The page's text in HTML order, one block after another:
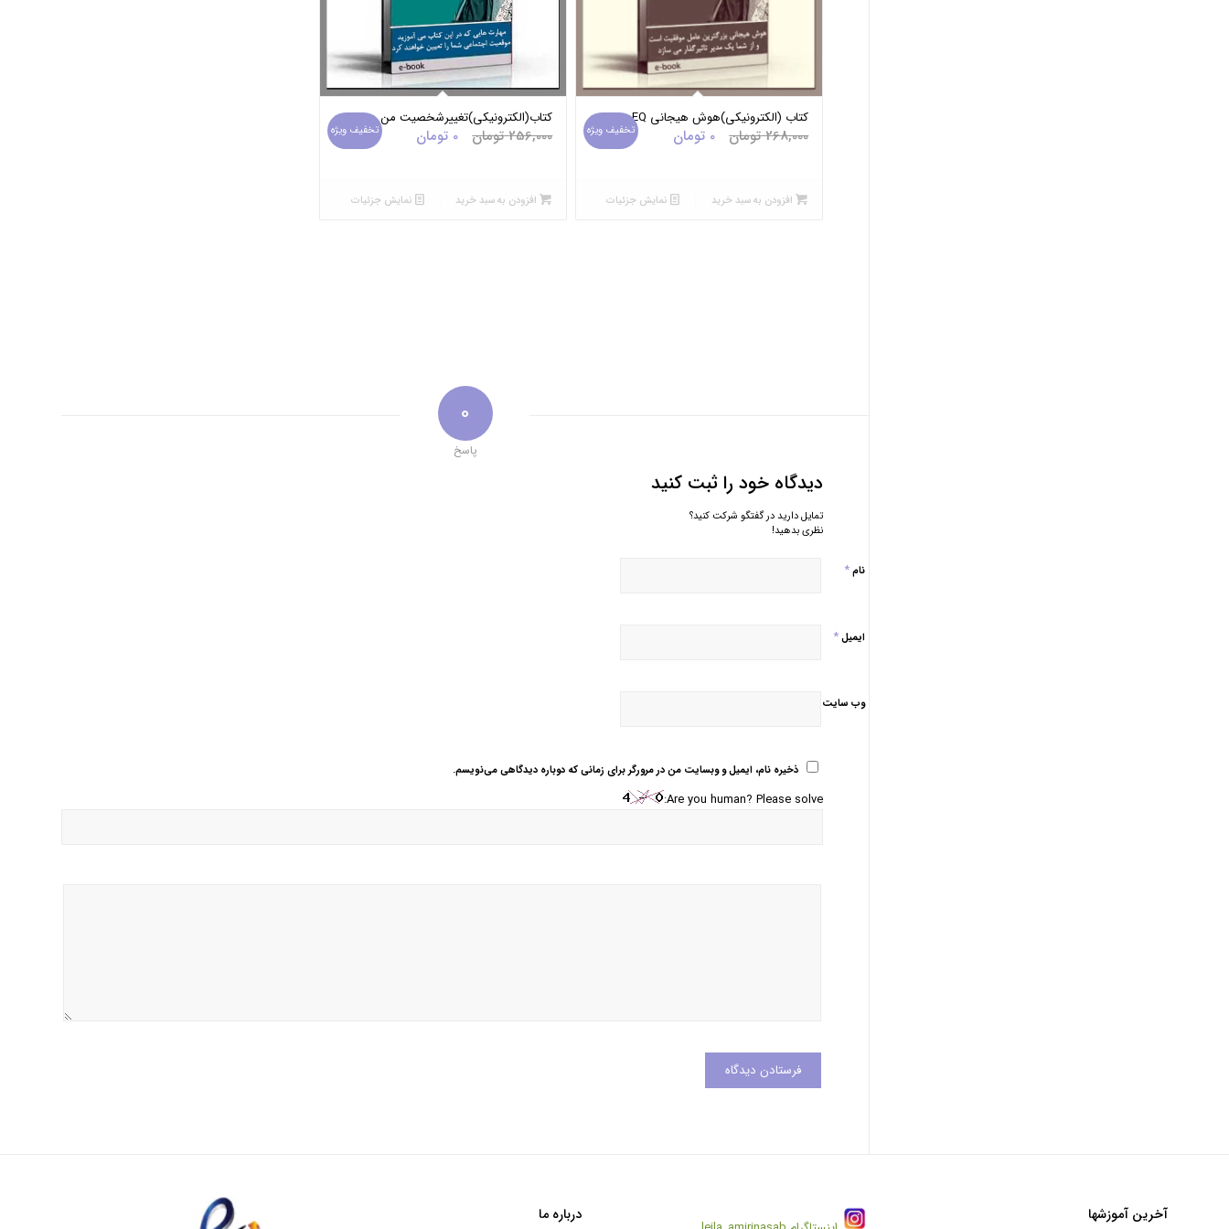
5.00
کتاب (الکترونیکی)هوش هیجانی EQ
268,000 تومان
قیمت
بود.
0 تومانقیمت
تخفیف ویژه
افزودن به سبد خرید نمایش جزئیات
کتاب(الکترونیکی)تغییرشخصیت من
256,000 تومان
قیمت
بود.
0 تومانقیمت
تخفیف ویژه
افزودن به سبد خرید نمایش جزئیات
0
پاسخ
دیدگاه خود را ثبت کنید
تمایل دارید در گفتگو شرکت کنید؟
نظری بدهید!
نام*
ایمیل*
وب‌ سایت
ذخیره نام، ایمیل و وبسایت من در مرورگر برای زمانی که دوباره دیدگاهی می‌نویسم.
Are you human? Please solve:
آخرین آموزشها درباره ما